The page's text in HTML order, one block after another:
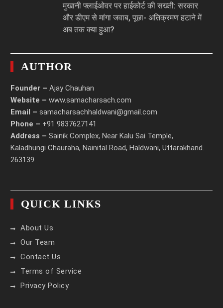
मुखानी फ्लाईओवर पर हाईकोर्ट की सख्ती: सरकार
और डीएम से मांगा जवाब, पूछा- अतिक्रमण हटाने में
अब तक क्या हुआ?
AUTHOR
Founder – Ajay Chauhan
Website – www.samacharsach.com
Email – samacharsachhaldwani@gmail.com
Phone – +91 9837627141
Address – Sainik Complex, Near Kalu Sai Temple,
Kaladhungi Chauraha, Nainital Road, Haldwani, Uttarakhand.
263139
QUICK LINKS
About Us
Our Team
Contact Us
Terms of Service
Privacy Policy